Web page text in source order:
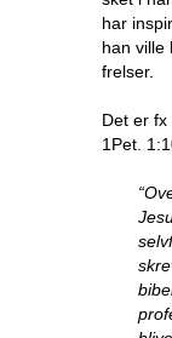
har
han ville
frelser.
Det er
1Pet.